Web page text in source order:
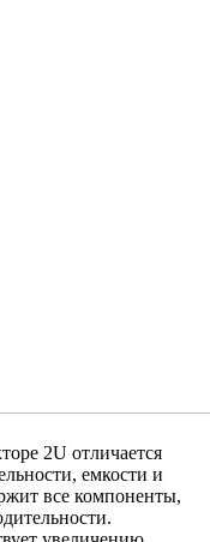
2U отличается
емкости и
все компоненты,